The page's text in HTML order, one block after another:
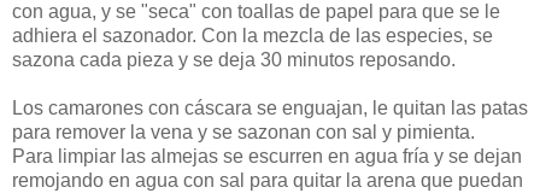
con agua, y se "seca" con toallas de papel para que se le
adhiera el sazonador. Con la mezcla de las especies, se
sazona cada pieza y se deja 30 minutos reposando.
Los camarones con cáscara se enguajan, le quitan las patas
para remover la vena y se sazonan con sal y pimienta.
Para limpiar las almejas se escurren en agua fría y se dejan
remojando en agua con sal para quitar la arena que puedan